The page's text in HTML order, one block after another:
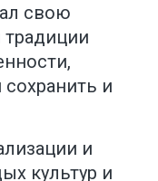
свою
и
и
культур и